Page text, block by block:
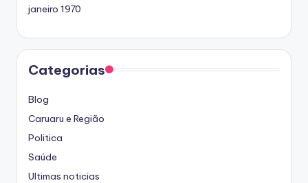
janeiro 1970
Categorias
Blog
Caruaru e Região
Politica
Saúde
Ultimas noticias